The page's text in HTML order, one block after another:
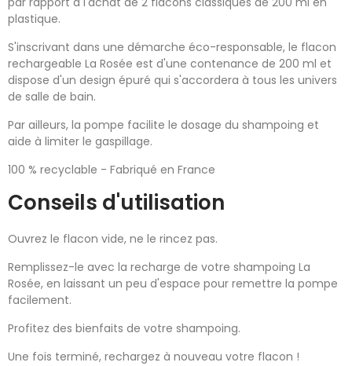
plastique.
S'inscrivant dans une démarche éco-responsable, le flacon
rechargeable La Rosée est d'une contenance de 200 ml et
dispose d'un design épuré qui s'accordera à tous les univers
de salle de bain.
Par ailleurs, la pompe facilite le dosage du shampoing et
aide à limiter le gaspillage.
100 % recyclable - Fabriqué en France
Conseils d'utilisation
Ouvrez le flacon vide, ne le rincez pas.
Remplissez-le avec la recharge de votre shampoing La
Rosée, en laissant un peu d'espace pour remettre la pompe
facilement.
Profitez des bienfaits de votre shampoing.
Une fois terminé, rechargez à nouveau votre flacon !